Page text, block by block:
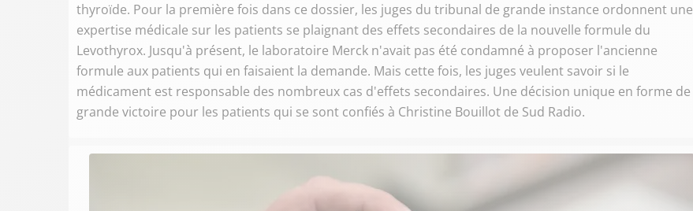
thyroïde. Pour la première fois dans ce dossier, les juges du tribunal de grande instance ordonnent une
expertise médicale sur les patients se plaignant des effets secondaires de la nouvelle formule du
Levothyrox. Jusqu'à présent, le laboratoire Merck n'avait pas été condamné à proposer l'ancienne
formule aux patients qui en faisaient la demande. Mais cette fois, les juges veulent savoir si le
médicament est responsable des nombreux cas d'effets secondaires. Une décision unique en forme de
grande victoire pour les patients qui se sont confiés à Christine Bouillot de Sud Radio.